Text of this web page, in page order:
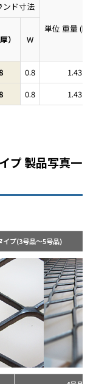
ンド寸法
単位 重量
） W
0.8
1.43
0.8 1.43
プ 製品写真一
イプ(3号品～5号品)